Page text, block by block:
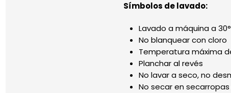
Símbolos de lavado:
Lavado a máquina a 30°
No blanquear con cloro
Temperatura máxima
Planchar al revés
No lavar a seco, no
No secar en